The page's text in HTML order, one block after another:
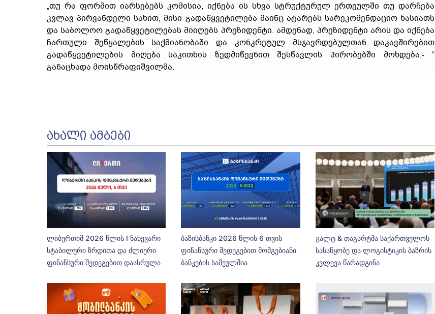
„თუ რა ფორმით იარსებებს კომისია, იქნება ის სხვა სტრუქტურულ ერთეულში თუ დარჩება
კვლავ პირვანდელი სახით, მისი გადაწყვეტილება მაინც ატარებს სარეკომენდაციო ხასიათს
და საბოლოო გადაწყვეტილებას მიიღებს პრეზიდენტი. ამდენად, პრეზიდენტი არის და იქნება
ჩართული შეწყალების საქმიანობაში და კონკრეტულ მსჯავრდებულთან დაკავშირებით
გადაწყვეტილების მიღება საკითხის ზედმიწევნით შესწავლის პირობებში მოხდება,- “
განაცხადა მოისწრაფიშვილმა.
ᲐᲮᲐᲚᲘ ᲐᲛᲑᲔᲑᲘ
ლიბერთიმ 2026 წლის I ნახევარი
სტაბილური ზრდითა და ძლიერი
ფინანსური შედეგებით დაასრულა
ბაზისბანკი 2026 წლის 6 თვის
ფინანსური შედეგებით მომგებიანი
ბანკების სამეულშია
გალტ & თაგარტმა საქართველოს
სასაწყობე და ლოგისტიკის ბაზრის
კვლევა წარადგინა